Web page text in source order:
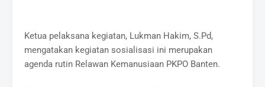
Ketua pelaksana kegiatan, Lukman Hakim, S.Pd,
mengatakan kegiatan sosialisasi ini merupakan
agenda rutin Relawan Kemanusiaan PKPO Banten.